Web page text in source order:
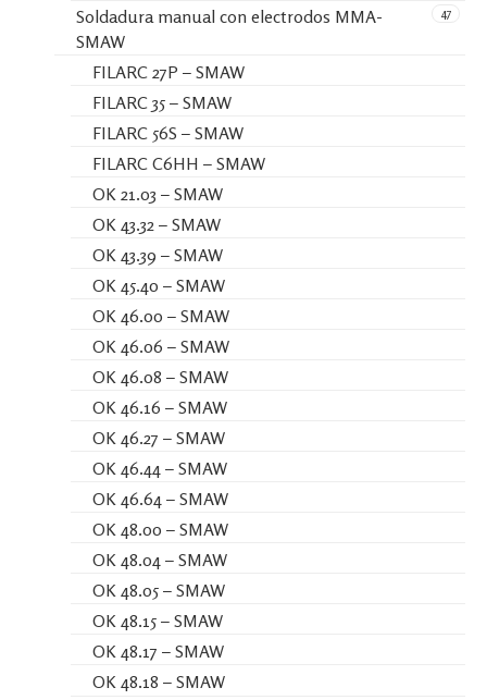
47
Soldadura manual con electrodos MMA-
SMAW
FILARC 27P – SMAW
FILARC 35 – SMAW
FILARC 56S – SMAW
FILARC C6HH – SMAW
OK 21.03 – SMAW
OK 43.32 – SMAW
OK 43.39 – SMAW
OK 45.40 – SMAW
OK 46.00 – SMAW
OK 46.06 – SMAW
OK 46.08 – SMAW
OK 46.16 – SMAW
OK 46.27 – SMAW
OK 46.44 – SMAW
OK 46.64 – SMAW
OK 48.00 – SMAW
OK 48.04 – SMAW
OK 48.05 – SMAW
OK 48.15 – SMAW
OK 48.17 – SMAW
OK 48.18 – SMAW